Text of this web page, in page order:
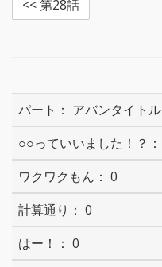
<< 第28話
アバンタイトル
0
0
0